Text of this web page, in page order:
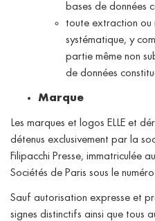
bases de données
toute extraction ou
systématique, y
partie même non
de données
Marque
Les marques et logos ELLE et
détenus exclusivement par la
Filipacchi Presse, immatriculée
Sociétés de Paris sous le
Sauf autorisation expresse et
signes distinctifs ainsi que tous